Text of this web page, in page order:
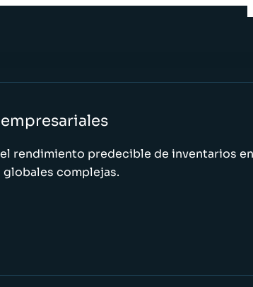
rendimiento predecible de inventarios en
complejas.